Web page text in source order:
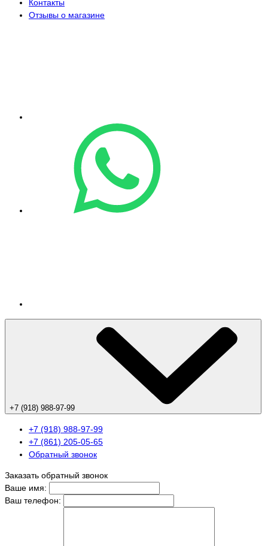
Контакты
Отзывы о магазине
+7 (918) 988-97-99
+7 (918) 988-97-99
+7 (861) 205-05-65
Обратный звонок
Заказать обратный звонок
Ваше имя:
Ваш телефон: